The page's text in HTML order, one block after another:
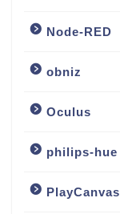
Node-RED
obniz
Oculus
philips-hue
PlayCanvas